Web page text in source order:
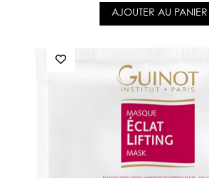
AJOUTER AU PANIER